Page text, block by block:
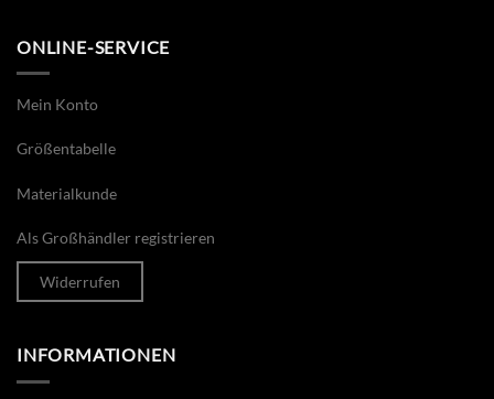
ONLINE-SERVICE
Mein Konto
Größentabelle
Materialkunde
Als Großhändler registrieren
Widerrufen
INFORMATIONEN